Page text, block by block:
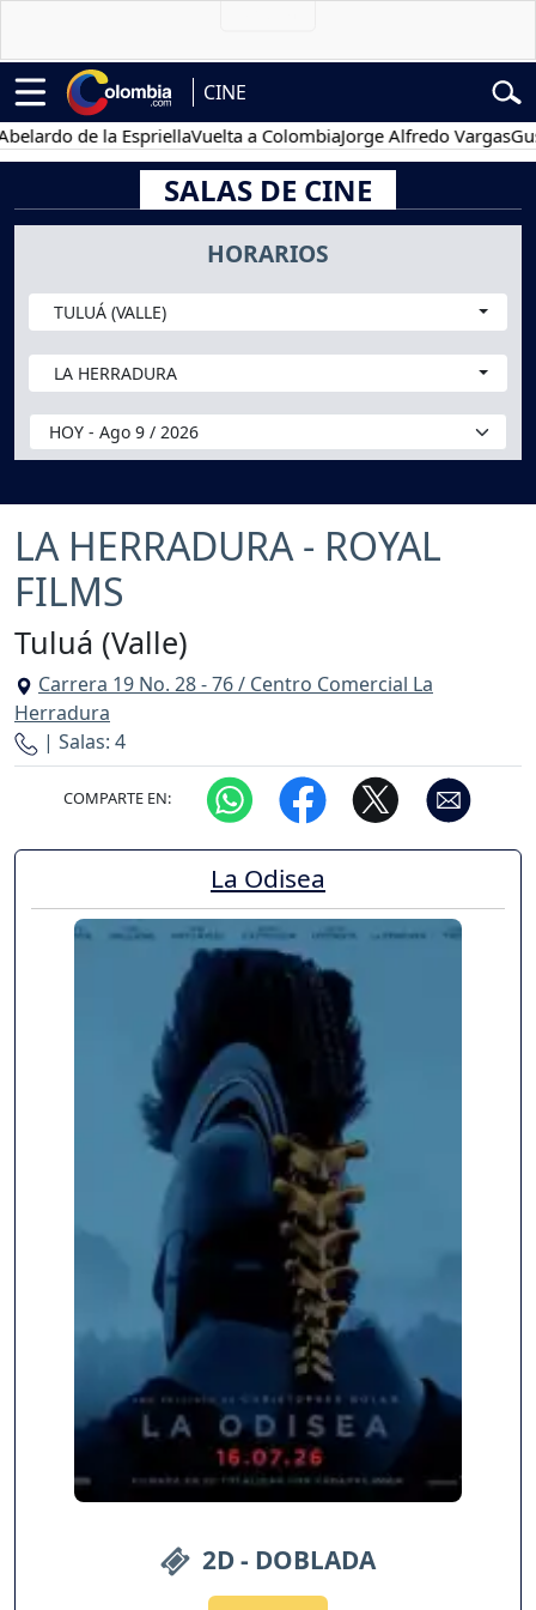
CINE
de la EspriellaVuelta a ColombiaJorge Alfredo VargasGustavo
SALAS DE CINE
HORARIOS
TULUÁ (VALLE)
LA HERRADURA
LA HERRADURA - ROYAL
FILMS
Tuluá (Valle)
Carrera 19 No. 28 - 76 / Centro Comercial La
Herradura
| Salas: 4
COMPARTE EN:
La Odisea
2D - DOBLADA